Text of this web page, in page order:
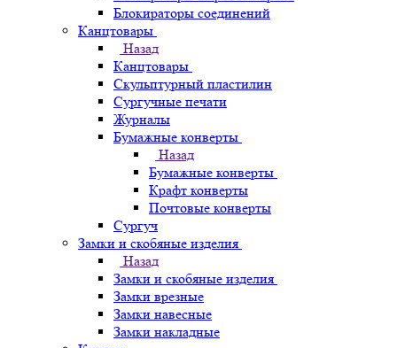
Блокираторы соединений
Канцтовары
Назад
Канцтовары
Скульптурный пластилин
Сургучные печати
Журналы
Бумажные конверты
Назад
Бумажные конверты
Крафт конверты
Почтовые конверты
Сургуч
Замки и скобяные изделия
Назад
Замки и скобяные изделия
Замки врезные
Замки навесные
Замки накладные